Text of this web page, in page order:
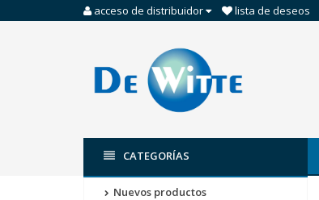
acceso de distribuidor lista de deseos
CATEGORÍAS
Nuevos productos